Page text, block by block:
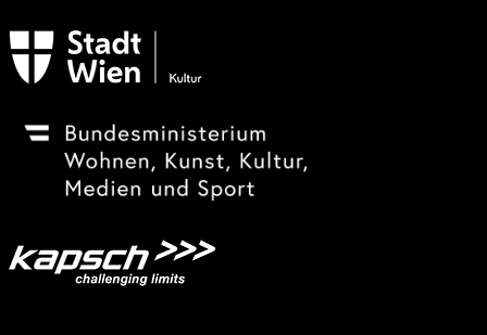
Subventionsgeber